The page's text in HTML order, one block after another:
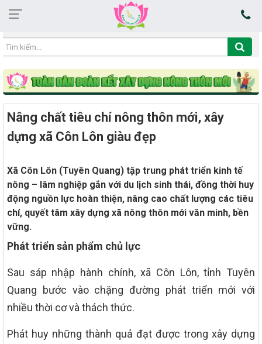
14:37:38 07/08/2026
Nâng chất tiêu chí nông thôn mới, xây
dựng xã Côn Lôn giàu đẹp
Xã Côn Lôn (Tuyên Quang) tập trung phát triển kinh tế
nông – lâm nghiệp gắn với du lịch sinh thái, đồng thời huy
động nguồn lực hoàn thiện, nâng cao chất lượng các tiêu
chí, quyết tâm xây dựng xã nông thôn mới văn minh, bền
vững.
Phát triển sản phẩm chủ lực
Sau sáp nhập hành chính, xã Côn Lôn, tỉnh Tuyên
Quang bước vào chặng đường phát triển mới với
nhiều thời cơ và thách thức.
Phát huy những thành quả đạt được trong xây dựng